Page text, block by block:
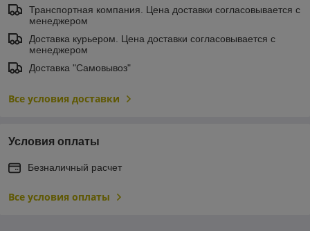
Транспортная компания. Цена доставки согласовывается с
менеджером
Доставка курьером. Цена доставки согласовывается с
менеджером
Доставка "Самовывоз"
Все условия доставки
Условия оплаты
Безналичный расчет
Все условия оплаты